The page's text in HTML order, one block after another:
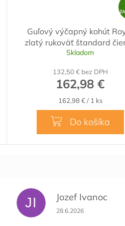
Guľový výčapný kohút
zlatý rukoväť štandard
Skladom
132,50 € bez DPH
162,98 €
Jednotková
cena:
162,98 € / 1 ks
Do košíka
JI Jozef Ivanoc
Hodnotenie
28.6.2026